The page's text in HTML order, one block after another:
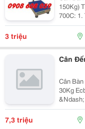
150Kg) Thông Tin Sản Phẩm Cân Điện Tử Đếm Jwi-
700C: 1. Tính Năng Cân Điện Tử Đếm Jwi-700C:
Độ
3 triệu
Cân
Cân Bàn Đếm
30Kg Ecb &Ndash; 75Kg Ecb &Ndash; 150Kg Ecb
&Ndash; 250Kg Sai Số 2G
Mặt Cân 400 X 500 Mm Kích Thước Cân 500 X 720 X
7,3 triệu